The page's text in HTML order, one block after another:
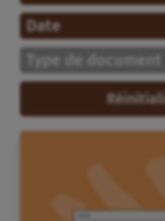
Date
Type de document